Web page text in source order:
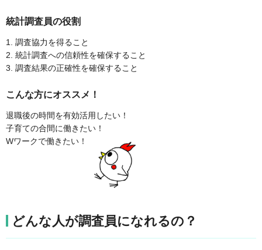
統計調査員の役割
1. 調査協力を得ること
2. 統計調査への信頼性を確保すること
3. 調査結果の正確性を確保すること
こんな方にオススメ！
退職後の時間を有効活用したい！
子育ての合間に働きたい！
Wワークで働きたい！
どんな人が調査員になれるの？